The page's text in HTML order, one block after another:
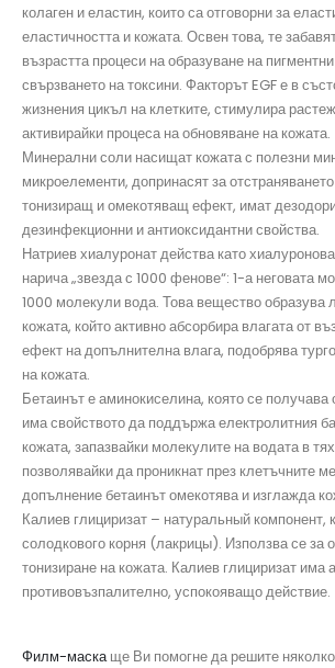
колаген и еластин, които са отговорни за
еластичността и кожата. Освен това, те
възрастта процеси на образуване на
свързването на токсини. Факторът EGF е в
жизнения цикъл на клетките, стимулира
активирайки процеса на обновяване на кожата.
Минерални соли насищат кожата с полезни
микроелементи, допринасят за
тонизиращ и омекотяващ ефект, имат
дезинфекционни и антиоксидантни свойства.
Натриев хиалуронатдейства като
нарича „звезда с 1000 фенове“: 1-а неговата
1000 молекули вода. Това вещество
кожата, който активно абсорбира влагата от
ефект на допълнителна влага, подобрява
на кожата.
Бетаинът е аминокиселина, която се получава
има свойството да поддържа електролитния
кожата, запазвайки молекулите на водата в
позволявайки да проникнат през клетъчните
допълнение бетаинът омекотява и изглажда
Калиев глициризат – натуральный компонент,
солодкового корня (лакрицы). Използва се за
тонизиране на кожата. Калиев глициризат има
противовъзпалително, успокояващо действие.
Филм-маскаще Ви помогне да решите